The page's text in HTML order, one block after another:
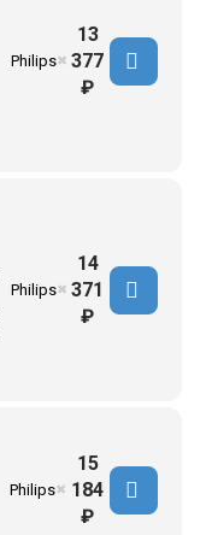
Philips✖
13
377
₽
Philips✖
14
371
₽
Philips✖
15
184
₽